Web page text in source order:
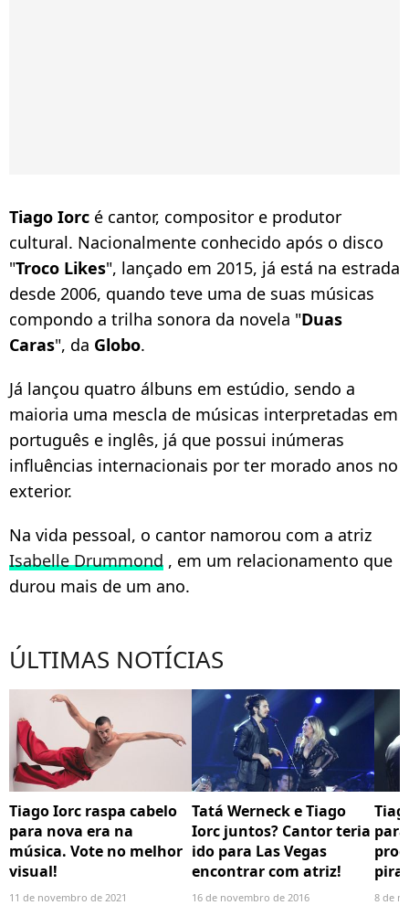
Tiago Iorc é cantor, compositor e produtor
cultural. Nacionalmente conhecido após o disco
"Troco Likes", lançado em 2015, já está na estrada
desde 2006, quando teve uma de suas músicas
compondo a trilha sonora da novela "Duas
Caras", da Globo.
Já lançou quatro álbuns em estúdio, sendo a
maioria uma mescla de músicas interpretadas em
português e inglês, já que possui inúmeras
influências internacionais por ter morado anos no
exterior.
Na vida pessoal, o cantor namorou com a atriz
Isabelle Drummond , em um relacionamento que
durou mais de um ano.
ÚLTIMAS NOTÍCIAS
Tiago Iorc raspa cabelo
para nova era na
música. Vote no melhor
visual!
11 de novembro de 2021
Tatá Werneck e Tiago
Iorc juntos? Cantor teria
ido para Las Vegas
encontrar com atriz!
16 de novembro de 2016 8 de